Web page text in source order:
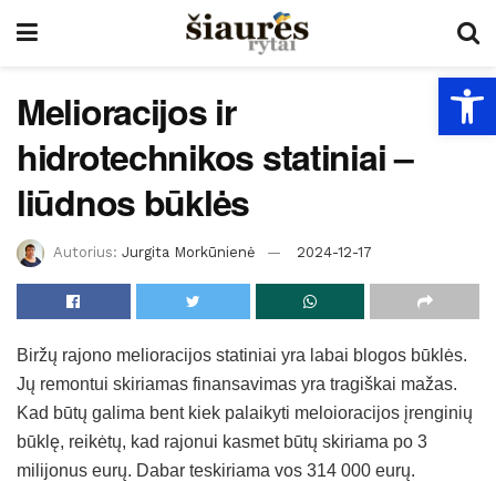
Melioracijos ir
hidrotechnikos statiniai –
liūdnos būklės
Autorius: Jurgita Morkūnienė 2024-12-17
Biržų rajono melioracijos statiniai yra labai blogos būklės.
Jų remontui skiriamas finansavimas yra tragiškai mažas.
Kad būtų galima bent kiek palaikyti meloioracijos įrenginių
būklę, reikėtų, kad rajonui kasmet būtų skiriama po 3
milijonus eurų. Dabar teskiriama vos 314 000 eurų.